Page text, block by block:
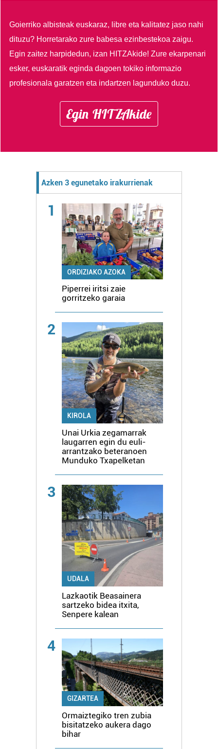
Goierriko albisteak euskaraz, libre eta kalitatez jaso nahi
dituzu? Horretarako zure babesa ezinbestekoa zaigu.
Egin zaitez harpidedun, izan HITZAkide!Zure ekarpenari
esker, euskaratik eginda dagoen tokiko informazio
profesionala garatzen eta indartzen lagunduko duzu.
Egin HITZAkide
Azken 3 egunetako irakurrienak
1
ORDIZIAKO AZOKA
Piperrei iritsi zaie
gorritzeko garaia
2
KIROLA
Unai Urkia zegamarrak
laugarren egin du euli-
arrantzako beteranoen
Munduko Txapelketan
3
UDALA
Lazkaotik Beasainera
sartzeko bidea itxita,
Senpere kalean
4
GIZARTEA
Ormaiztegiko tren zubia
bisitatzeko aukera dago
bihar